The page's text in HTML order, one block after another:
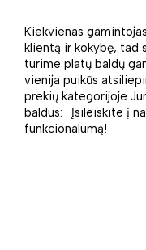
Kiekvienas
klientą ir kokybę, tad
turime platų baldų
vienija puikūs
prekių kategorijoje
baldus: . Įsileiskite į
funkcionalumą!